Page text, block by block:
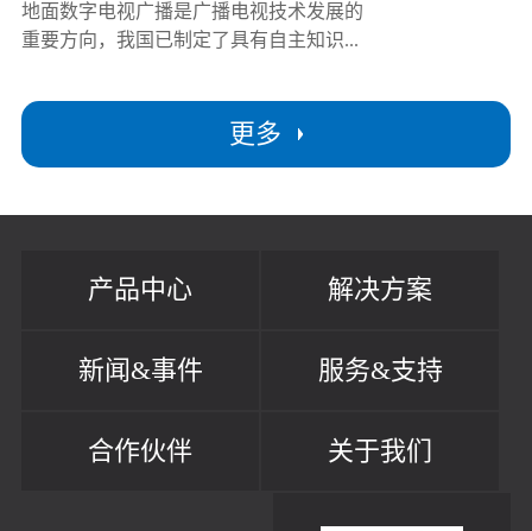
更多
地面数字电视广播是广播电视技术发展的
重要方向，我国已制定了具有自主知识...
产品中心 解决方案
新闻&事件 服务&支持
合作伙伴 关于我们